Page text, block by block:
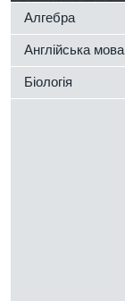
Алгебра
Англійська мова
Біологія